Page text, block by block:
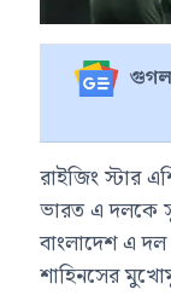
গুগল
রাইজিং স্টার
ভারত এ দলকে
বাংলাদেশ এ
শাহিনসের